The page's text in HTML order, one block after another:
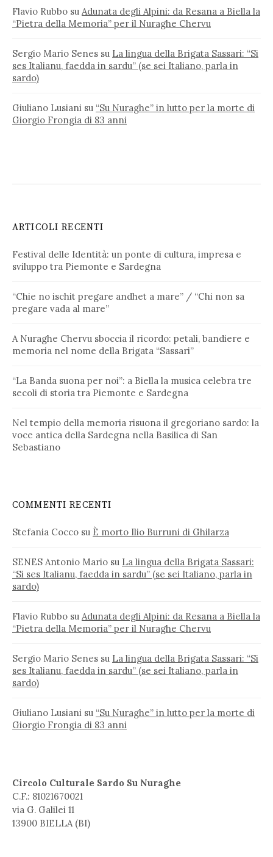
Flavio Rubbo su Adunata degli Alpini: da Resana a Biella la
“Pietra della Memoria” per il Nuraghe Chervu
Sergio Mario Senes su La lingua della Brigata Sassari: “Si
ses Italianu, faedda in sardu” (se sei Italiano, parla in
sardo)
Giuliano Lusiani su “Su Nuraghe” in lutto per la morte di
Giorgio Frongia di 83 anni
ARTICOLI RECENTI
Festival delle Identità: un ponte di cultura, impresa e
sviluppo tra Piemonte e Sardegna
“Chie no ischit pregare andhet a mare” / “Chi non sa
pregare vada al mare”
A Nuraghe Chervu sboccia il ricordo: petali, bandiere e
memoria nel nome della Brigata “Sassari”
“La Banda suona per noi”: a Biella la musica celebra tre
secoli di storia tra Piemonte e Sardegna
Nel tempio della memoria risuona il gregoriano sardo: la
voce antica della Sardegna nella Basilica di San
Sebastiano
COMMENTI RECENTI
Stefania Cocco su È morto Ilio Burruni di Ghilarza
SENES Antonio Mario su La lingua della Brigata Sassari:
“Si ses Italianu, faedda in sardu” (se sei Italiano, parla in
sardo)
Flavio Rubbo su Adunata degli Alpini: da Resana a Biella la
“Pietra della Memoria” per il Nuraghe Chervu
Sergio Mario Senes su La lingua della Brigata Sassari: “Si
ses Italianu, faedda in sardu” (se sei Italiano, parla in
sardo)
Giuliano Lusiani su “Su Nuraghe” in lutto per la morte di
Giorgio Frongia di 83 anni
Circolo Culturale Sardo Su Nuraghe
C.F.: 81021670021
via G. Galilei 11
13900 BIELLA (BI)